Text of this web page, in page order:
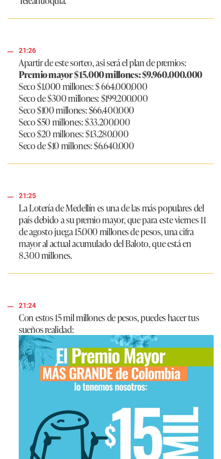
21:26
Apartir de este sorteo, asi será el plan de premios:
Premio mayor $15.000 millones: $9.960.000.000
Seco $1.000 millones: $ 664.000.000
Seco de $300 millones: $199.200.000
Seco $100 millones: $66.400.000
Seco $50 millones: $33.200.000
Seco $20 millones: $13.280.000
Seco de $10 millones: $6.640.000
21:25
La Lotería de Medellín es una de las más populares del
país debido a su premio mayor, que para este viernes 11
de agosto juega 15.000 millones de pesos, una cifra
mayor al actual acumulado del Baloto, que está en
8.300 millones.
21:24
Con estos 15 mil millones de pesos, puedes hacer tus
sueños realidad: